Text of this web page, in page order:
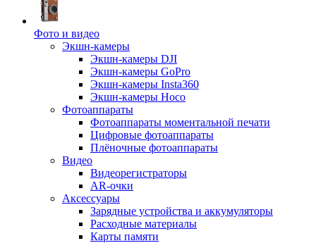
Фото и видео
Экшн-камеры
Экшн-камеры DJI
Экшн-камеры GoPro
Экшн-камеры Insta360
Экшн-камеры Hoco
Фотоаппараты
Фотоаппараты моментальной печати
Цифровые фотоаппараты
Плёночные фотоаппараты
Видео
Видеорегистраторы
AR-очки
Аксессуары
Зарядные устройства и аккумуляторы
Расходные материалы
Карты памяти